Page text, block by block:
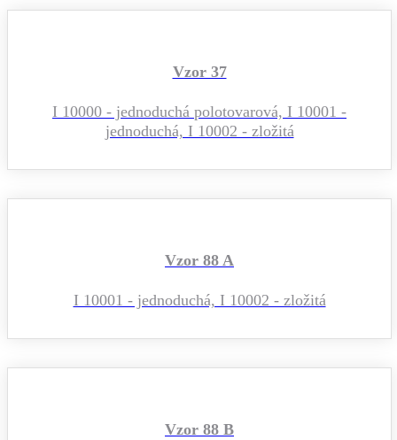
Vzor 37
I 10000 - jednoduchá polotovarová, I 10001 -
jednoduchá, I 10002 - zložitá
Vzor 88 A
I 10001 - jednoduchá, I 10002 - zložitá
Vzor 88 B